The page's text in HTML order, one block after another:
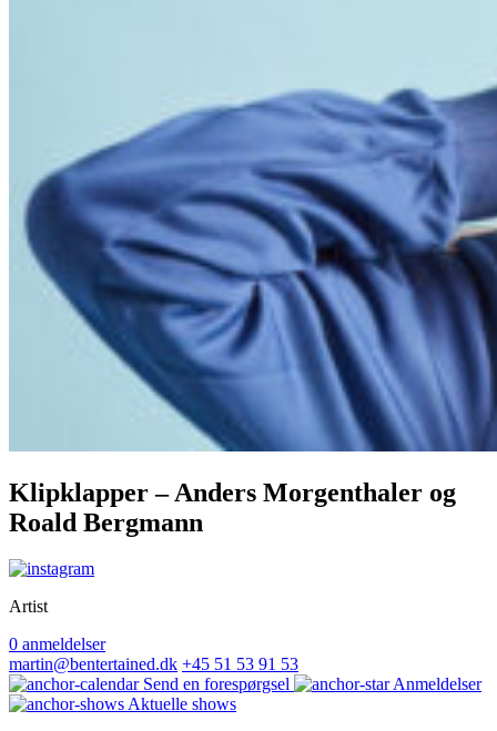
Klipklapper – Anders Morgenthaler og
Roald Bergmann
Artist
0 anmeldelser
martin@bentertained.dk +45 51 53 91 53
Send en forespørgsel
Anmeldelser
Aktuelle shows